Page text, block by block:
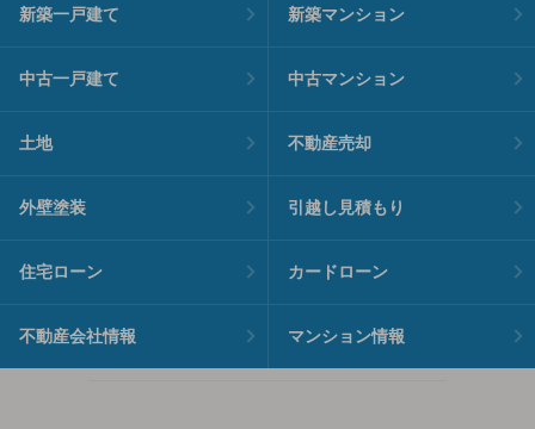
新築一戸建て 新築マンション
中古一戸建て 中古マンション
土地 不動産売却
外壁塗装 引越し見積もり
住宅ローン カードローン
不動産会社情報 マンション情報